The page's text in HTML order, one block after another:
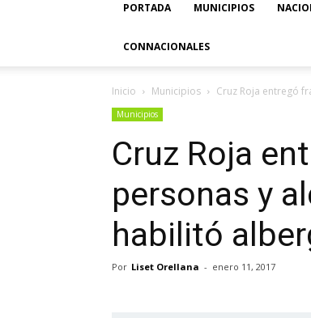
PORTADA MUNICIPIOS
CONNACIONALES
Inicio Municipios Cruz Roja entregó
Municipios
Cruz Roja
personas y
habilitó
Por Liset Orellana - enero 11, 2017